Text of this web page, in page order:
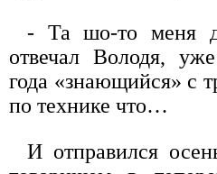
- Та шо-то меня
отвечал Володя,
года «знающийся» с
по технике что…
И отправился